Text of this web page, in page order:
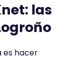
las
es hacer